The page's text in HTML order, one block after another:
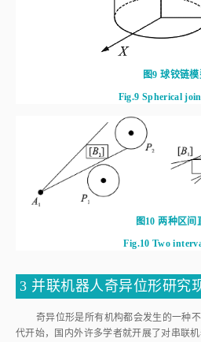
图9 球铰链模
Fig.9 Spherical
图10 两种区间
Fig.10 Two
3 并联机器人奇异位形研究
奇异位形是所有机构都会发生的一种
代开始，国内外许多学者就开展了对串联